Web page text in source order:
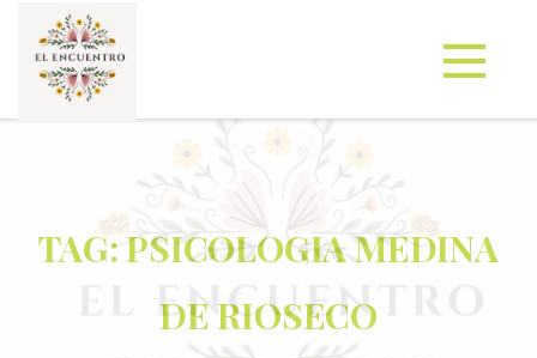
TAG: PSICOLOGIA MEDINA
DE RIOSECO